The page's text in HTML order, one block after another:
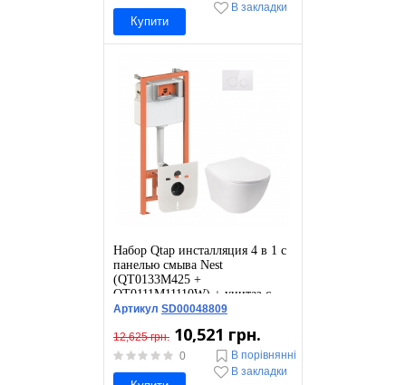
Купити
В закладки
Набор Qtap инсталляция 4 в 1 с
панелью смыва Nest
(QT0133M425 +
QT0111M11110W) + унитаз с
сиденьем Jay QT07335176W
Артикул SD00048809
12,625 грн. 10,521 грн.
0
В порівнянні
В закладки